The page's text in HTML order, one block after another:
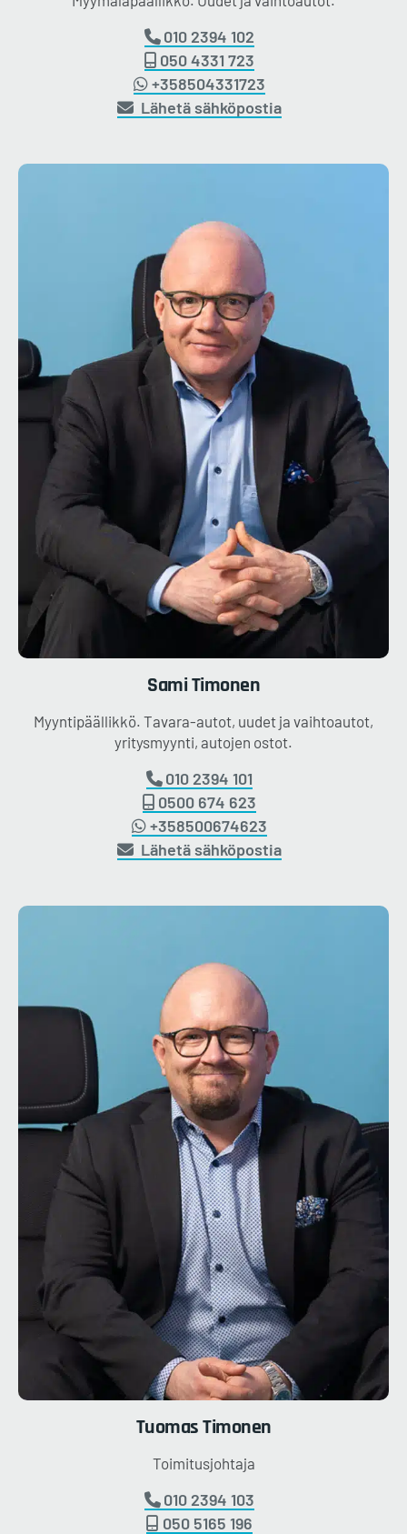
010 2394 102
050 4331 723
+358504331723
Lähetä sähköpostia
SamiTimonen
Myyntipäällikkö. Tavara-autot, uudet ja vaihtoautot,
yritysmyynti, autojen ostot.
010 2394 101
0500 674 623
+358500674623
Lähetä sähköpostia
TuomasTimonen
Toimitusjohtaja
010 2394 103
050 5165 196